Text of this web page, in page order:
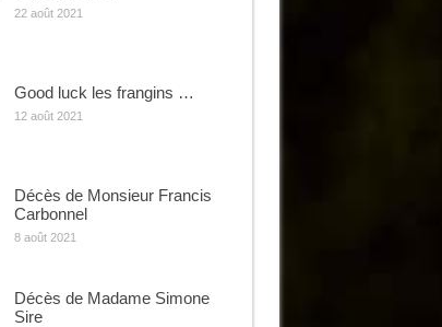
22 août 2021
Good luck les frangins …
12 août 2021
Décès de Monsieur Francis
Carbonnel
8 août 2021
Décès de Madame Simone
Sire